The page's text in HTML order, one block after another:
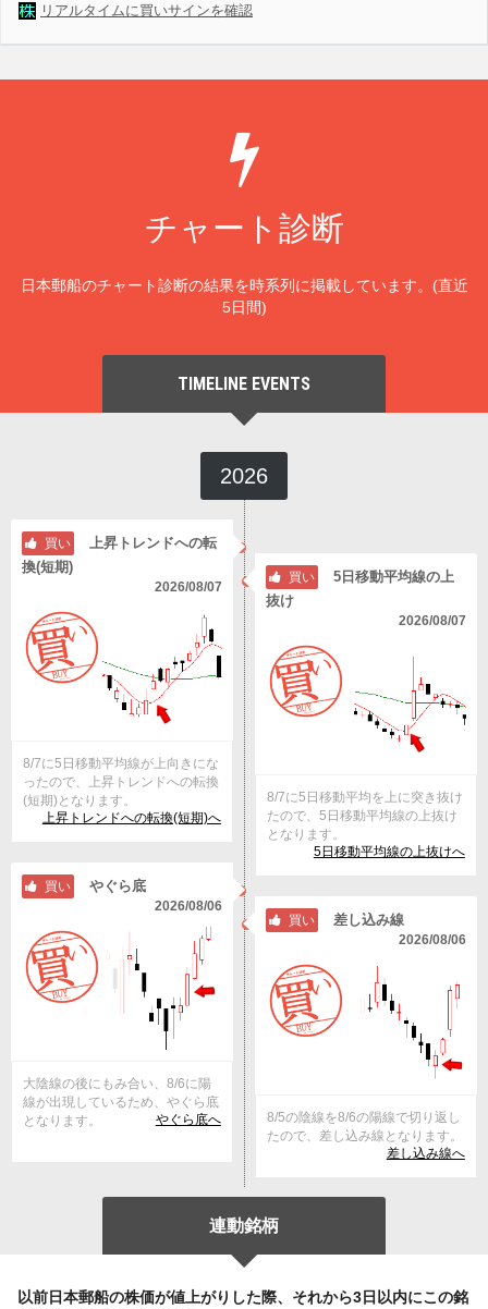
リアルタイムに買いサインを確認
チャート診断
日本郵船のチャート診断の結果を時系列に掲載しています。(直近
5日間)
TIMELINE EVENTS
2026
買い
上昇トレンドへの転
換(短期)
2026/08/07
8/7に5日移動平均線が上向きにな
ったので、上昇トレンドへの転換
(短期)となります。
上昇トレンドへの転換(短期)へ
買い
5日移動平均線の上
抜け
2026/08/07
8/7に5日移動平均を上に突き抜け
たので、5日移動平均線の上抜け
となります。
5日移動平均線の上抜けへ
買い やぐら底
2026/08/06
大陰線の後にもみ合い、8/6に陽
線が出現しているため、やぐら底
となります。
やぐら底へ
買い 差し込み線
2026/08/06
8/5の陰線を8/6の陽線で切り返し
たので、差し込み線となります。
差し込み線へ
連動銘柄
以前日本郵船の株価が値上がりした際、それから3日以内にこの銘